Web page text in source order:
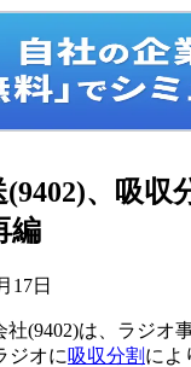
、吸収
編
17日
(9402)は、ラジオ
ジオに吸収分割 によ